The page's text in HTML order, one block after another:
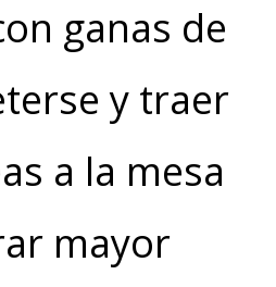
ganas de
y traer
a la mesa
mayor